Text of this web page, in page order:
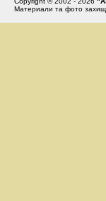
Материали та фото